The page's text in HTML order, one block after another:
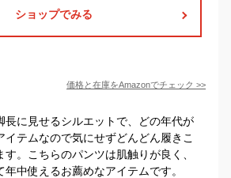
ショップでみる
価格と在庫をAmazonでチェック >>
長に見せるシルエットで、どの年代が
イテムなので気にせずどんどん履きこ
。こちらのパンツは肌触りが良く、
中使えるお薦めなアイテムです。